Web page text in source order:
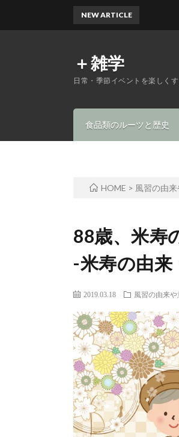
＋雑学
日常・季節イベントを楽しく
食品類のルーツと歴史
NEW ARTICLE
HOME > 風習の由
88歳、米寿
-米寿の由来
2019.03.18 風習の由来や